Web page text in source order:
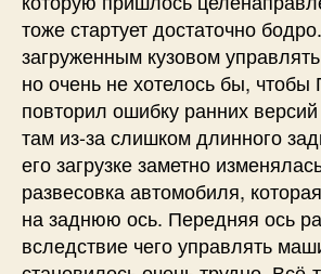
тоже стартует достаточно
загруженным кузовом
но очень не хотелось бы, чтобы
повторил ошибку ранних
там из-за слишком длинного
его загрузке заметно
развесовка автомобиля,
на заднюю ось. Передняя ось
вследствие чего управлять